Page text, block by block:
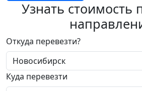
Узнать стоимость
Откуда перевезти?
Куда перевезти